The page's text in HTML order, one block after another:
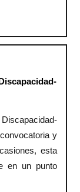
y
esta
en un punto